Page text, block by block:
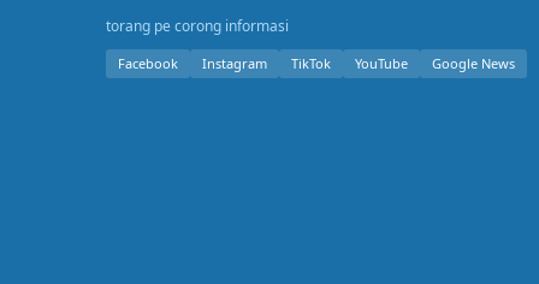
torang pe corong informasi
Facebook Instagram TikTok YouTube Google News